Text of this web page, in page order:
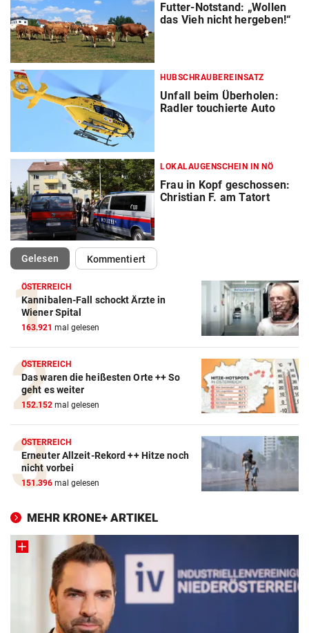
Futter-Notstand: „Wollen
das Vieh nicht hergeben!“
HUBSCHRAUBEREINSATZ
Unfall beim Überholen:
Radler touchierte Auto
LOKALAUGENSCHEIN IN NÖ
Frau in Kopf geschossen:
Christian F. am Tatort
Gelesen(ausgewählt)Kommentiert
ÖSTERREICH
Kannibalen-Fall schockt Ärzte in
Wiener Spital
163.921 mal gelesen
ÖSTERREICH
Das waren die heißesten Orte ++ So
geht es weiter
152.152 mal gelesen
ÖSTERREICH
Erneuter Allzeit-Rekord ++ Hitze noch
nicht vorbei
151.396 mal gelesen
MEHR KRONE+ ARTIKEL